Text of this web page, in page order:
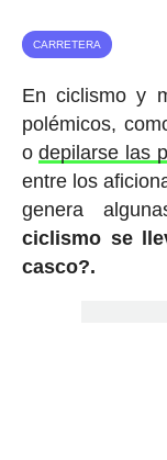
CARRETERA
En ciclismo y
polémicos,
odepilarse las
entre los
genera
ciclismo se
casco?.